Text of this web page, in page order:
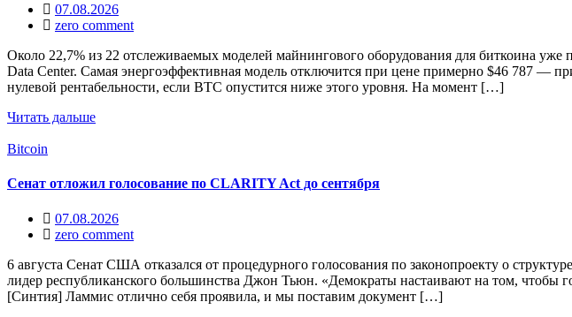
07.08.2026
zero comment
Около 22,7% из 22 отслеживаемых моделей майнингового оборудования для биткоина
Data Center. Самая энергоэффективная модель отключится при цене примерно $46 787 —
нулевой рентабельности, если BTC опустится ниже этого уровня. На момент […]
Читать дальше
Bitcoin
Сенат отложил голосование по CLARITY Act до сентября
07.08.2026
zero comment
6 августа Сенат США отказался от процедурного голосования по законопроекту о
лидер республиканского большинства Джон Тьюн. «Демократы настаивают на том, чтобы
[Синтия] Ламмис отлично себя проявила, и мы поставим документ […]